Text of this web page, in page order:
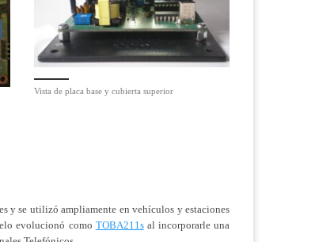
Vista de placa base y cubierta superior
y se utilizó ampliamente en vehículos y estaciones
evolucionó como TOBA211sal incorporarle una